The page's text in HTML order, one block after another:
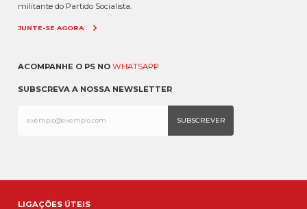
militante do Partido Socialista.
JUNTE-SE AGORA
ACOMPANHE O PS NO WHATSAPP
SUBSCREVA A NOSSA NEWSLETTER
LIGAÇÕES ÚTEIS